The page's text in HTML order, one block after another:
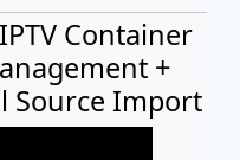
Container
+
Source Import